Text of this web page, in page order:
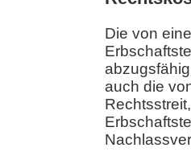
Die von
auch die